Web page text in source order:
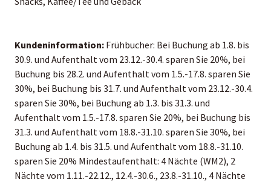
Kundeninformation: Frühbucher: Bei Buchung ab 1.8. bis
30.9. und Aufenthalt vom 23.12.-30.4. sparen Sie 20%, bei
Buchung bis 28.2. und Aufenthalt vom 1.5.-17.8. sparen Sie
30%, bei Buchung bis 31.7. und Aufenthalt vom 23.12.-30.4.
sparen Sie 30%, bei Buchung ab 1.3. bis 31.3. und
Aufenthalt vom 1.5.-17.8. sparen Sie 20%, bei Buchung bis
31.3. und Aufenthalt vom 18.8.-31.10. sparen Sie 30%, bei
Buchung ab 1.4. bis 31.5. und Aufenthalt vom 18.8.-31.10.
sparen Sie 20% Mindestaufenthalt: 4 Nächte (WM2), 2
Nächte vom 1.11.-22.12., 12.4.-30.6., 23.8.-31.10., 4 Nächte